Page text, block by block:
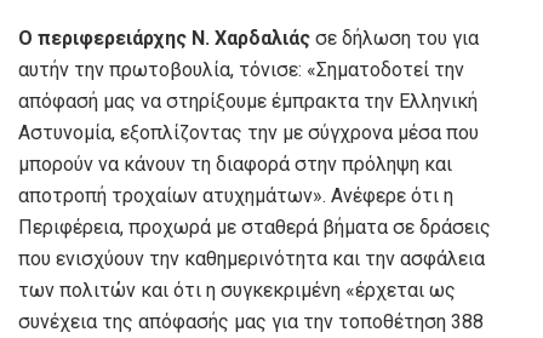
Ο περιφερειάρχης Ν. Χαρδαλιάς σε δήλωση του για
αυτήν την πρωτοβουλία, τόνισε: «Σηματοδοτεί την
απόφασή μας να στηρίξουμε έμπρακτα την Ελληνική
Αστυνομία, εξοπλίζοντας την με σύγχρονα μέσα που
μπορούν να κάνουν τη διαφορά στην πρόληψη και
αποτροπή τροχαίων ατυχημάτων». Ανέφερε ότι η
Περιφέρεια, προχωρά με σταθερά βήματα σε δράσεις
που ενισχύουν την καθημερινότητα και την ασφάλεια
των πολιτών και ότι η συγκεκριμένη «έρχεται ως
συνέχεια της απόφασής μας για την τοποθέτηση 388